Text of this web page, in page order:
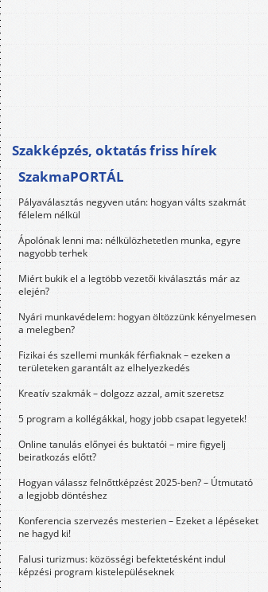
Szakképzés, oktatás friss hírek
SzakmaPORTÁL
Pályaválasztás negyven után: hogyan válts szakmát
félelem nélkül
Ápolónak lenni ma: nélkülözhetetlen munka, egyre
nagyobb terhek
Miért bukik el a legtöbb vezetői kiválasztás már az
elején?
Nyári munkavédelem: hogyan öltözzünk kényelmesen
a melegben?
Fizikai és szellemi munkák férfiaknak – ezeken a
területeken garantált az elhelyezkedés
Kreatív szakmák – dolgozz azzal, amit szeretsz
5 program a kollégákkal, hogy jobb csapat legyetek!
Online tanulás előnyei és buktatói – mire figyelj
beiratkozás előtt?
Hogyan válassz felnőttképzést 2025-ben? – Útmutató
a legjobb döntéshez
Konferencia szervezés mesterien – Ezeket a lépéseket
ne hagyd ki!
Falusi turizmus: közösségi befektetésként indul
képzési program kistelepüléseknek